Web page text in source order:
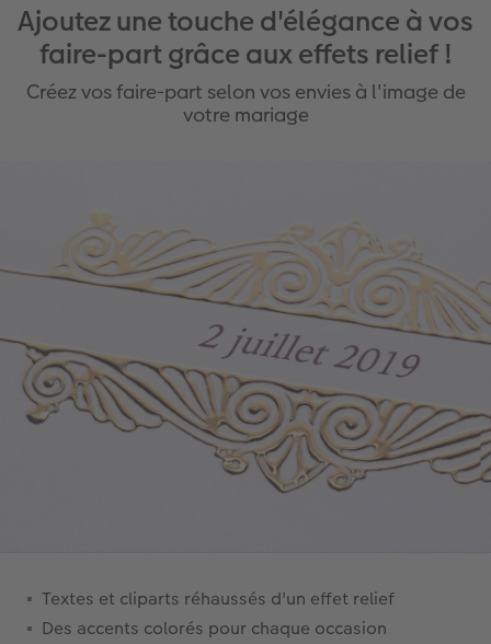
Ajoutez une touche d'élégance à vos
faire-part grâce aux effets relief !
Créez vos faire-part selon vos envies à l'image de
votre mariage
Textes et cliparts réhaussés d'un effet relief
Des accents colorés pour chaque occasion